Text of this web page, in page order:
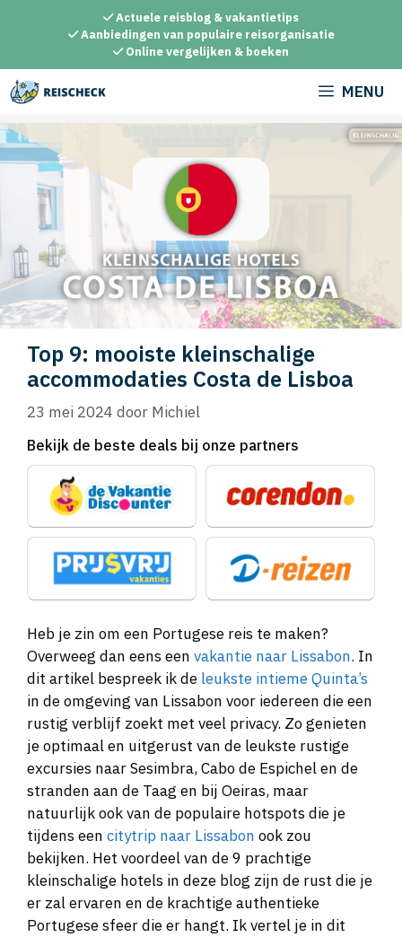
inhoud
Actuele reisblog & vakantietips
Aanbiedingen van populaire reisorganisatie
Online vergelijken & boeken
MENU
Top 9: mooiste kleinschalige
accommodaties Costa de Lisboa
23 mei 2024 door Michiel
Bekijk de beste deals bij onze partners
Heb je zin om een Portugese reis te maken?
Overweeg dan eens een vakantie naar Lissabon. In
dit artikel bespreek ik de leukste intieme Quinta’s
in de omgeving van Lissabon voor iedereen die een
rustig verblijf zoekt met veel privacy. Zo genieten
je optimaal en uitgerust van de leukste rustige
excursies naar Sesimbra, Cabo de Espichel en de
stranden aan de Taag en bij Oeiras, maar
natuurlijk ook van de populaire hotspots die je
tijdens een citytrip naar Lissabon ook zou
bekijken. Het voordeel van de 9 prachtige
kleinschalige hotels in deze blog zijn de rust die je
er zal ervaren en de krachtige authentieke
Portugese sfeer die er hangt. Ik vertel je in dit